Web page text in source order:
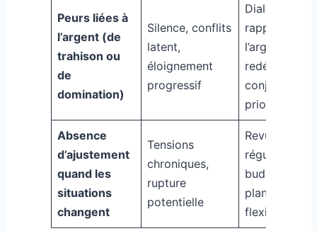
Peurs liées à
l’argent (de
trahison ou
de
domination)
Silence, conflits
latent,
éloignement
progressif
Dialogue sur
rapport à
l’argent,
redéfinition
conjointe des
priorités
Absence
d’ajustement
quand les
situations
changent
Tensions
chroniques,
rupture
potentielle
Revues
régulières
budgets et
plannings,
flexibilité